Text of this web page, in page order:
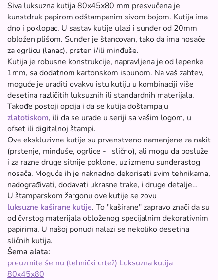
Siva luksuzna kutija 80x45x80 mm presvučena je
kunstdruk papirom odštampanim sivom bojom. Kutija ima
dno i poklopac. U sastav kutije ulazi i sunđer od 20mm
obložen plišom. Sunđer je štancovan, tako da ima nosače
za ogrlicu (lanac), prsten i/ili minđuše.
Kutija je robusne konstrukcije, napravljena je od lepenke
1mm, sa dodatnom kartonskom ispunom. Na vaš zahtev,
moguće je uraditi ovakvu istu kutiju u kombinaciji više
desetina različitih luksuznih ili standardnih materijala.
Takođe postoji opcija i da se kutija doštampaju
zlatotiskom, ili da se urade u seriji sa vašim logom, u
ofset ili digitalnoj štampi.
Ove ekskluzivne kutije su prvenstveno namenjene za nakit
(prstenje, minđuše, ogrlice - i slično), ali mogu da posluže
i za razne druge sitnije poklone, uz izmenu sunđerastog
nosača. Moguće ih je naknadno dekorisati svim tehnikama,
nadograđivati, dodavati ukrasne trake, i druge detalje…
U štamparskom žargonu ove kutije se zovu
luksuzne kaširane kutije. To "kaširane" zapravo znači da su
od čvrstog materijala obloženog specijalnim dekorativnim
papirima. U našoj ponudi nalazi se nekoliko desetina
sličnih kutija.
Šema alata:
preuzmite šemu (tehnički crtež) Luksuzna kutija
80x45x80